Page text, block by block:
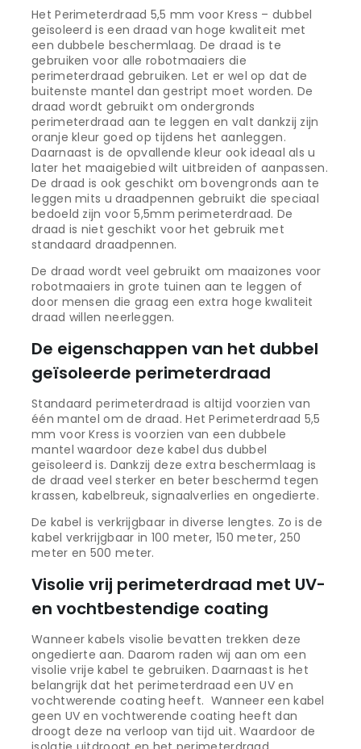
Het Perimeterdraad 5,5 mm voor Kress – dubbel
geïsoleerd is een draad van hoge kwaliteit met
een dubbele beschermlaag. De draad is te
gebruiken voor alle robotmaaiers die
perimeterdraad gebruiken. Let er wel op dat de
buitenste mantel dan gestript moet worden. De
draad wordt gebruikt om ondergronds
perimeterdraad aan te leggen en valt dankzij zijn
oranje kleur goed op tijdens het aanleggen.
Daarnaast is de opvallende kleur ook ideaal als u
later het maaigebied wilt uitbreiden of aanpassen.
De draad is ook geschikt om bovengronds aan te
leggen mits u draadpennen gebruikt die speciaal
bedoeld zijn voor 5,5mm perimeterdraad. De
draad is niet geschikt voor het gebruik met
standaard draadpennen.
De draad wordt veel gebruikt om maaizones voor
robotmaaiers in grote tuinen aan te leggen of
door mensen die graag een extra hoge kwaliteit
draad willen neerleggen.
De eigenschappen van het dubbel
geïsoleerde perimeterdraad
Standaard perimeterdraad is altijd voorzien van
één mantel om de draad. Het Perimeterdraad 5,5
mm voor Kress is voorzien van een dubbele
mantel waardoor deze kabel dus dubbel
geïsoleerd is. Dankzij deze extra beschermlaag is
de draad veel sterker en beter beschermd tegen
krassen, kabelbreuk, signaalverlies en ongedierte.
De kabel is verkrijgbaar in diverse lengtes. Zo is de
kabel verkrijgbaar in 100 meter, 150 meter, 250
meter en 500 meter.
Visolie vrij perimeterdraad met UV-
en vochtbestendige coating
Wanneer kabels visolie bevatten trekken deze
ongedierte aan. Daarom raden wij aan om een
visolie vrije kabel te gebruiken. Daarnaast is het
belangrijk dat het perimeterdraad een UV en
vochtwerende coating heeft. Wanneer een kabel
geen UV en vochtwerende coating heeft dan
droogt deze na verloop van tijd uit. Waardoor de